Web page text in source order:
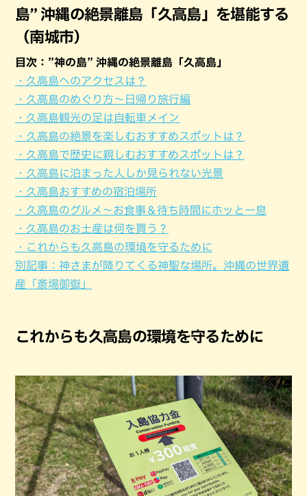
島” 沖縄の絶景離島「久高島」を堪能する
（南城市）
目次：”神の島” 沖縄の絶景離島「久高島」
・久高島へのアクセスは？
・久高島のめぐり方～日帰り旅行編
・久高島観光の足は自転車メイン
・久高島の絶景を楽しむおすすめスポットは？
・久高島で歴史に親しむおすすめスポットは？
・久高島に泊まった人しか見られない光景
・久高島おすすめの宿泊場所
・久高島のグルメ～お食事＆待ち時間にホッと一息
・久高島のお土産は何を買う？
・これからも久高島の環境を守るために
別記事：神さまが降りてくる神聖な場所。沖縄の世界遺
産「斎場御嶽」
これからも久高島の環境を守るために